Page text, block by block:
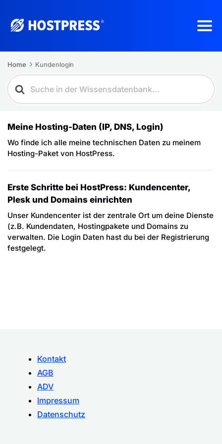
Home Kundenlogin
Meine Hosting-Daten (IP, DNS, Login)
Wo finde ich alle meine technischen Daten zu meinem
Hosting-Paket von HostPress.
Erste Schritte bei HostPress: Kundencenter,
Plesk und Domains einrichten
Unser Kundencenter ist der zentrale Ort um deine Dienste
(z.B. Kundendaten, Hostingpakete und Domains zu
verwalten. Die Login Daten hast du bei der Registrierung
festgelegt.
Kontakt
AGB
ADV
Impressum
Datenschutz